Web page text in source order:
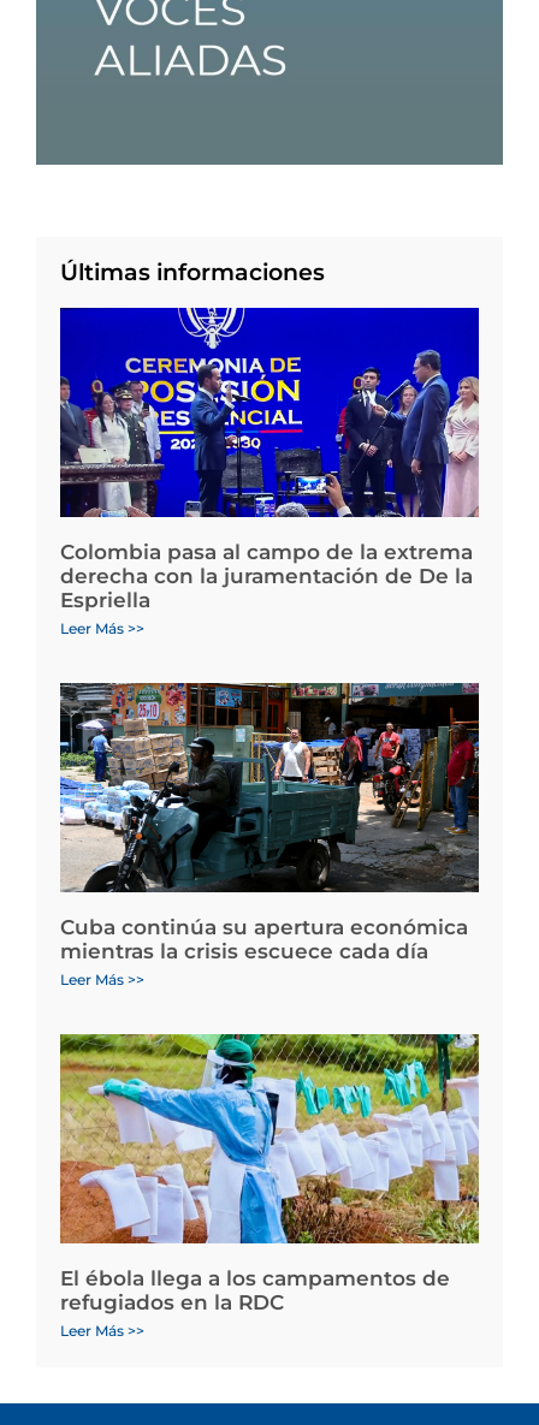
Últimas informaciones
Colombia pasa al campo de la extrema
derecha con la juramentación de De la
Espriella
Leer Más >>
Cuba continúa su apertura económica
mientras la crisis escuece cada día
Leer Más >>
El ébola llega a los campamentos de
refugiados en la RDC
Leer Más >>